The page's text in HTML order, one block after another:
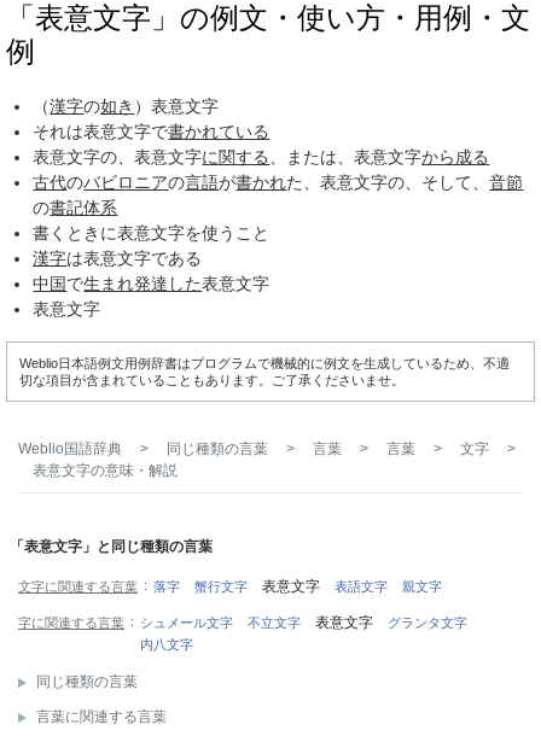
「表意文字」の例文・使い方・用例・文
例
（漢字の如き ）表意文字
それは表意文字で書かれている
表意文字の、表意文字に関する、または、表意文字から成る
古代のバビロニアの言語が書かれた、表意文字の、そして、音節
の書記体系
書くときに表意文字を使うこと
漢字は表意文字である
中国で生まれ発達した表意文字
表意文字
Weblio日本語例文用例辞書はプログラムで機械的に例文を生成しているため、不適
切な項目が含まれていることもあります。ご了承くださいませ。
Weblio国語辞典 > 同じ種類の言葉 > 言葉 > 言葉 > 文字
>
表意文字の意味・解説
「表意文字」と同じ種類の言葉
文字に関連する言葉 落字 蟹行文字 表意文字 表語文字 親文字
字に関連する言葉 シュメール文字 不立文字 表意文字
グランタ文字
内八文字
同じ種類の言葉
言葉に関連する言葉